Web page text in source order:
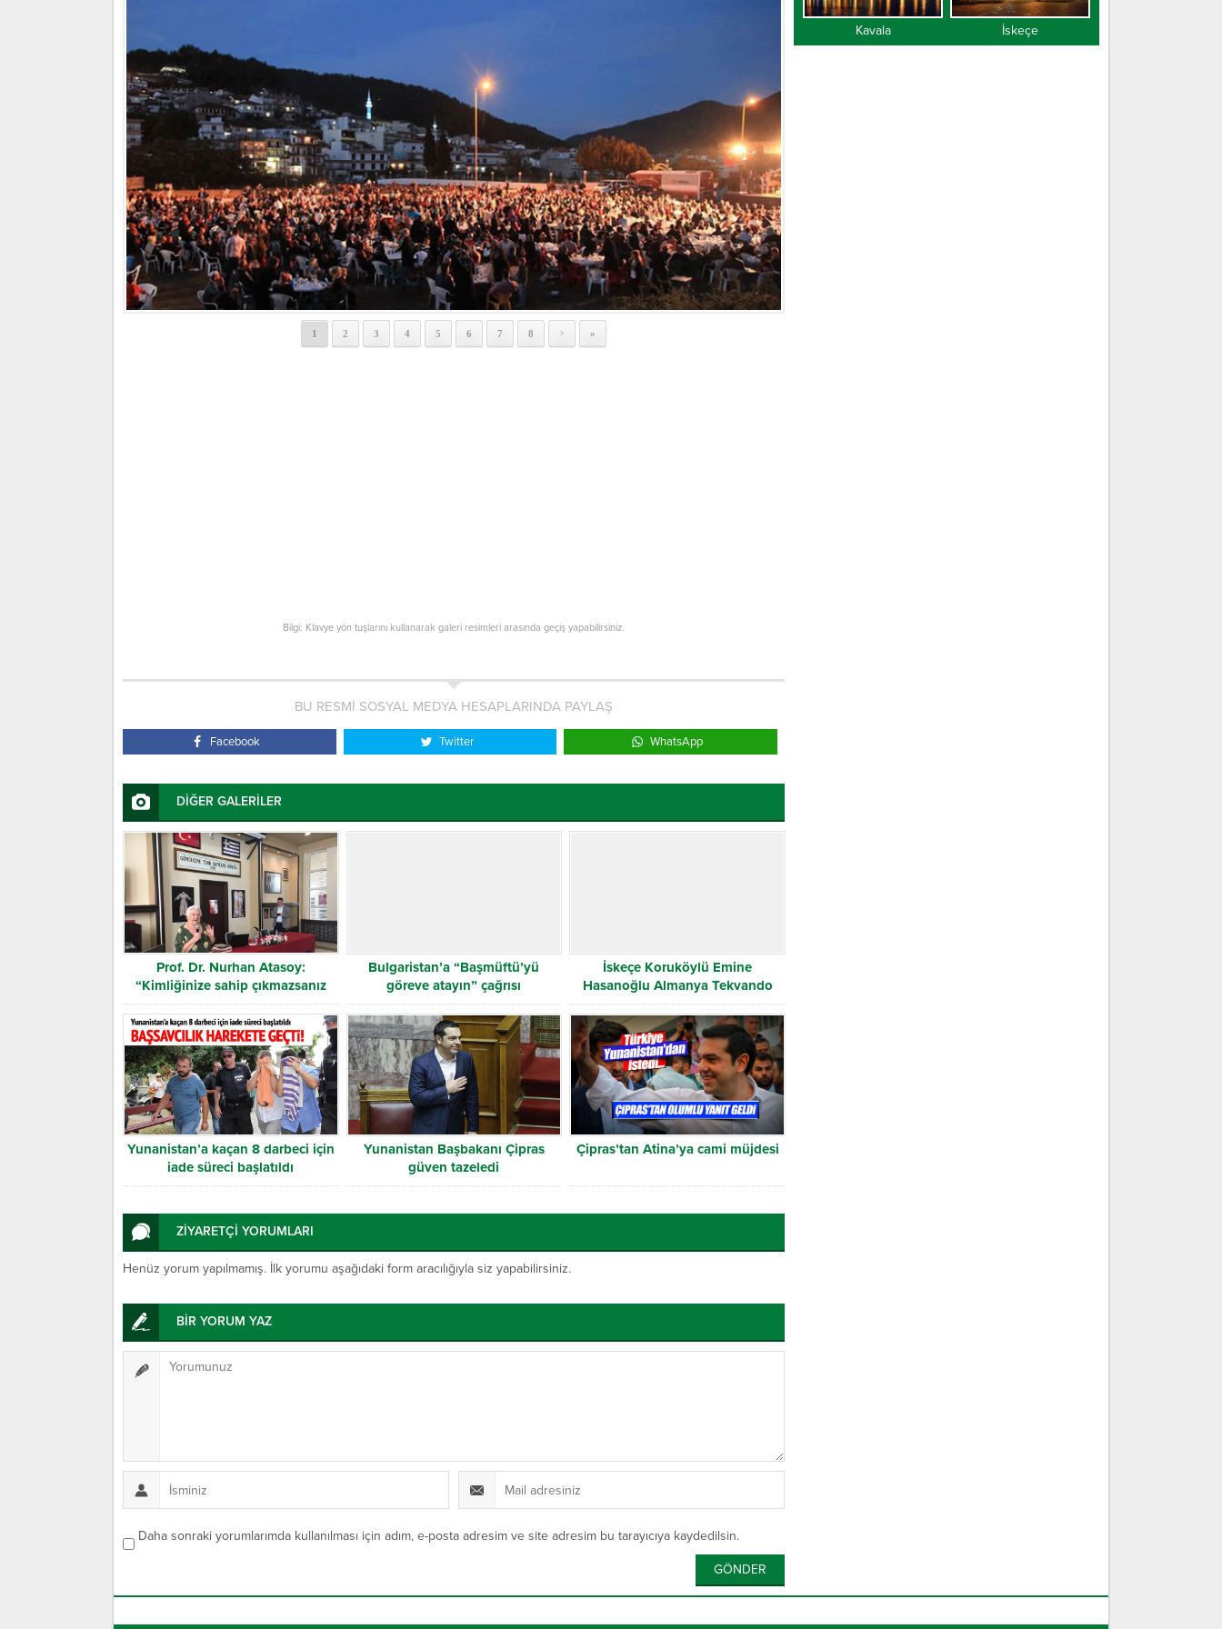
1 2 3 4 5 6 7 8 > »
Bilgi: Klavye yön tuşlarını kullanarak galeri resimleri arasında geçiş yapabilirsiniz.
BU RESMİ SOSYAL MEDYA HESAPLARINDA PAYLAŞ
Facebook Twitter WhatsApp
DİĞER GALERİLER
Prof. Dr. Nurhan Atasoy:
“Kimliğinize sahip çıkmazsanız
çocuklarınızı kaybedersiniz”
Bulgaristan’a “Başmüftü’yü
göreve atayın” çağrısı
İskeçe Koruköylü Emine
Hasanoğlu Almanya Tekvando
Şampiyonu
Yunanistan’a kaçan 8 darbeci için
iade süreci başlatıldı
Yunanistan Başbakanı Çipras
güven tazeledi
Çipras’tan Atina’ya cami müjdesi
ZİYARETÇİ YORUMLARI
Henüz yorum yapılmamış. İlk yorumu aşağıdaki form aracılığıyla siz yapabilirsiniz.
BİR YORUM YAZ
Daha sonraki yorumlarımda kullanılması için adım, e-posta adresim ve site adresim bu tarayıcıya kaydedilsin.
Kavala İskeçe